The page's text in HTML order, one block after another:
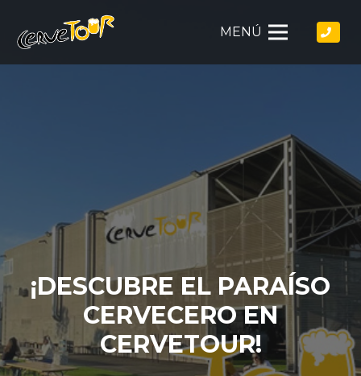
MENÚ
¡DESCUBRE EL PARAÍSO
CERVECERO EN
CERVETOUR!